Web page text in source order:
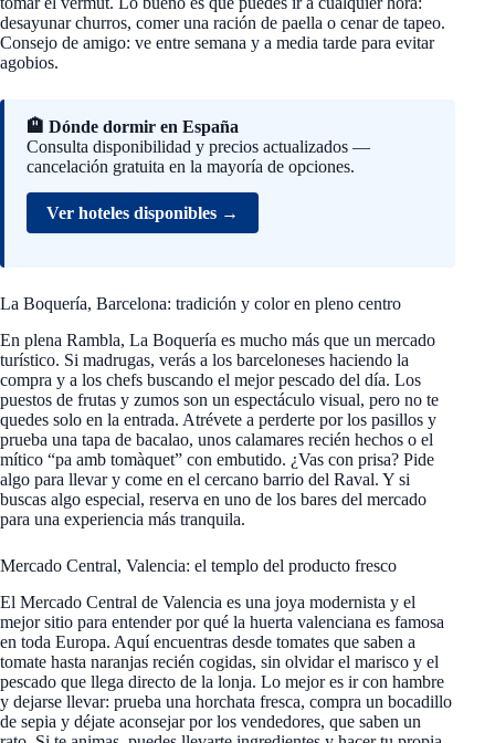
desayunar churros, comer una ración de paella o cenar de tapeo.
Consejo de amigo: ve entre semana y a media tarde para evitar
agobios.
🏨 Dónde dormir en España
Consulta disponibilidad y precios actualizados —
cancelación gratuita en la mayoría de opciones.
Ver hoteles disponibles →
La Boquería, Barcelona: tradición y color en pleno centro
En plena Rambla, La Boquería es mucho más que un mercado
turístico. Si madrugas, verás a los barceloneses haciendo la
compra y a los chefs buscando el mejor pescado del día. Los
puestos de frutas y zumos son un espectáculo visual, pero no te
quedes solo en la entrada. Atrévete a perderte por los pasillos y
prueba una tapa de bacalao, unos calamares recién hechos o el
mítico “pa amb tomàquet” con embutido. ¿Vas con prisa? Pide
algo para llevar y come en el cercano barrio del Raval. Y si
buscas algo especial, reserva en uno de los bares del mercado
para una experiencia más tranquila.
Mercado Central, Valencia: el templo del producto fresco
El Mercado Central de Valencia es una joya modernista y el
mejor sitio para entender por qué la huerta valenciana es famosa
en toda Europa. Aquí encuentras desde tomates que saben a
tomate hasta naranjas recién cogidas, sin olvidar el marisco y el
pescado que llega directo de la lonja. Lo mejor es ir con hambre
y dejarse llevar: prueba una horchata fresca, compra un bocadillo
de sepia y déjate aconsejar por los vendedores, que saben un